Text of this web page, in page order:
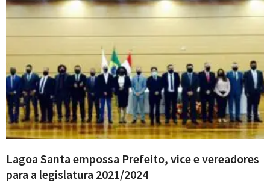
Lagoa Santa empossa Prefeito, vice e vereadores
para a legislatura 2021/2024